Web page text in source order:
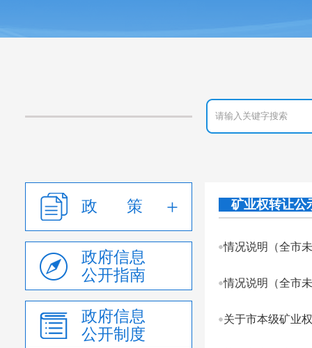
政 策
政府信息
公开指南
政府信息
公开制度
矿业权转让公
情况说明（全市
情况说明（全市
关于市本级矿业